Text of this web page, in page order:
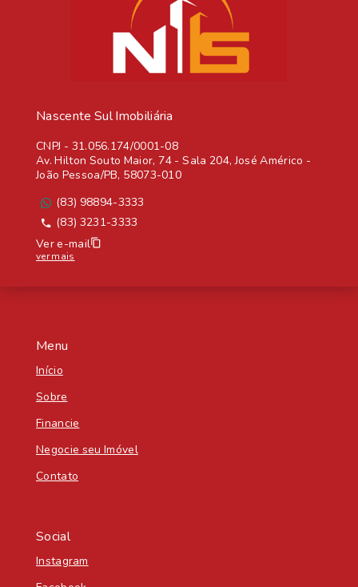
Menu
Início
Sobre
Financie
Negocie seu Imóvel
Contato
Social
Instagram
Nascente Sul Imobiliária
CNPJ - 31.056.174/0001-08
Av. Hilton Souto Maior, 74 - Sala 204, José Américo -
João Pessoa/PB, 58073-010
(83) 98894-3333
(83) 3231-3333
Ver e-mail
ver mais